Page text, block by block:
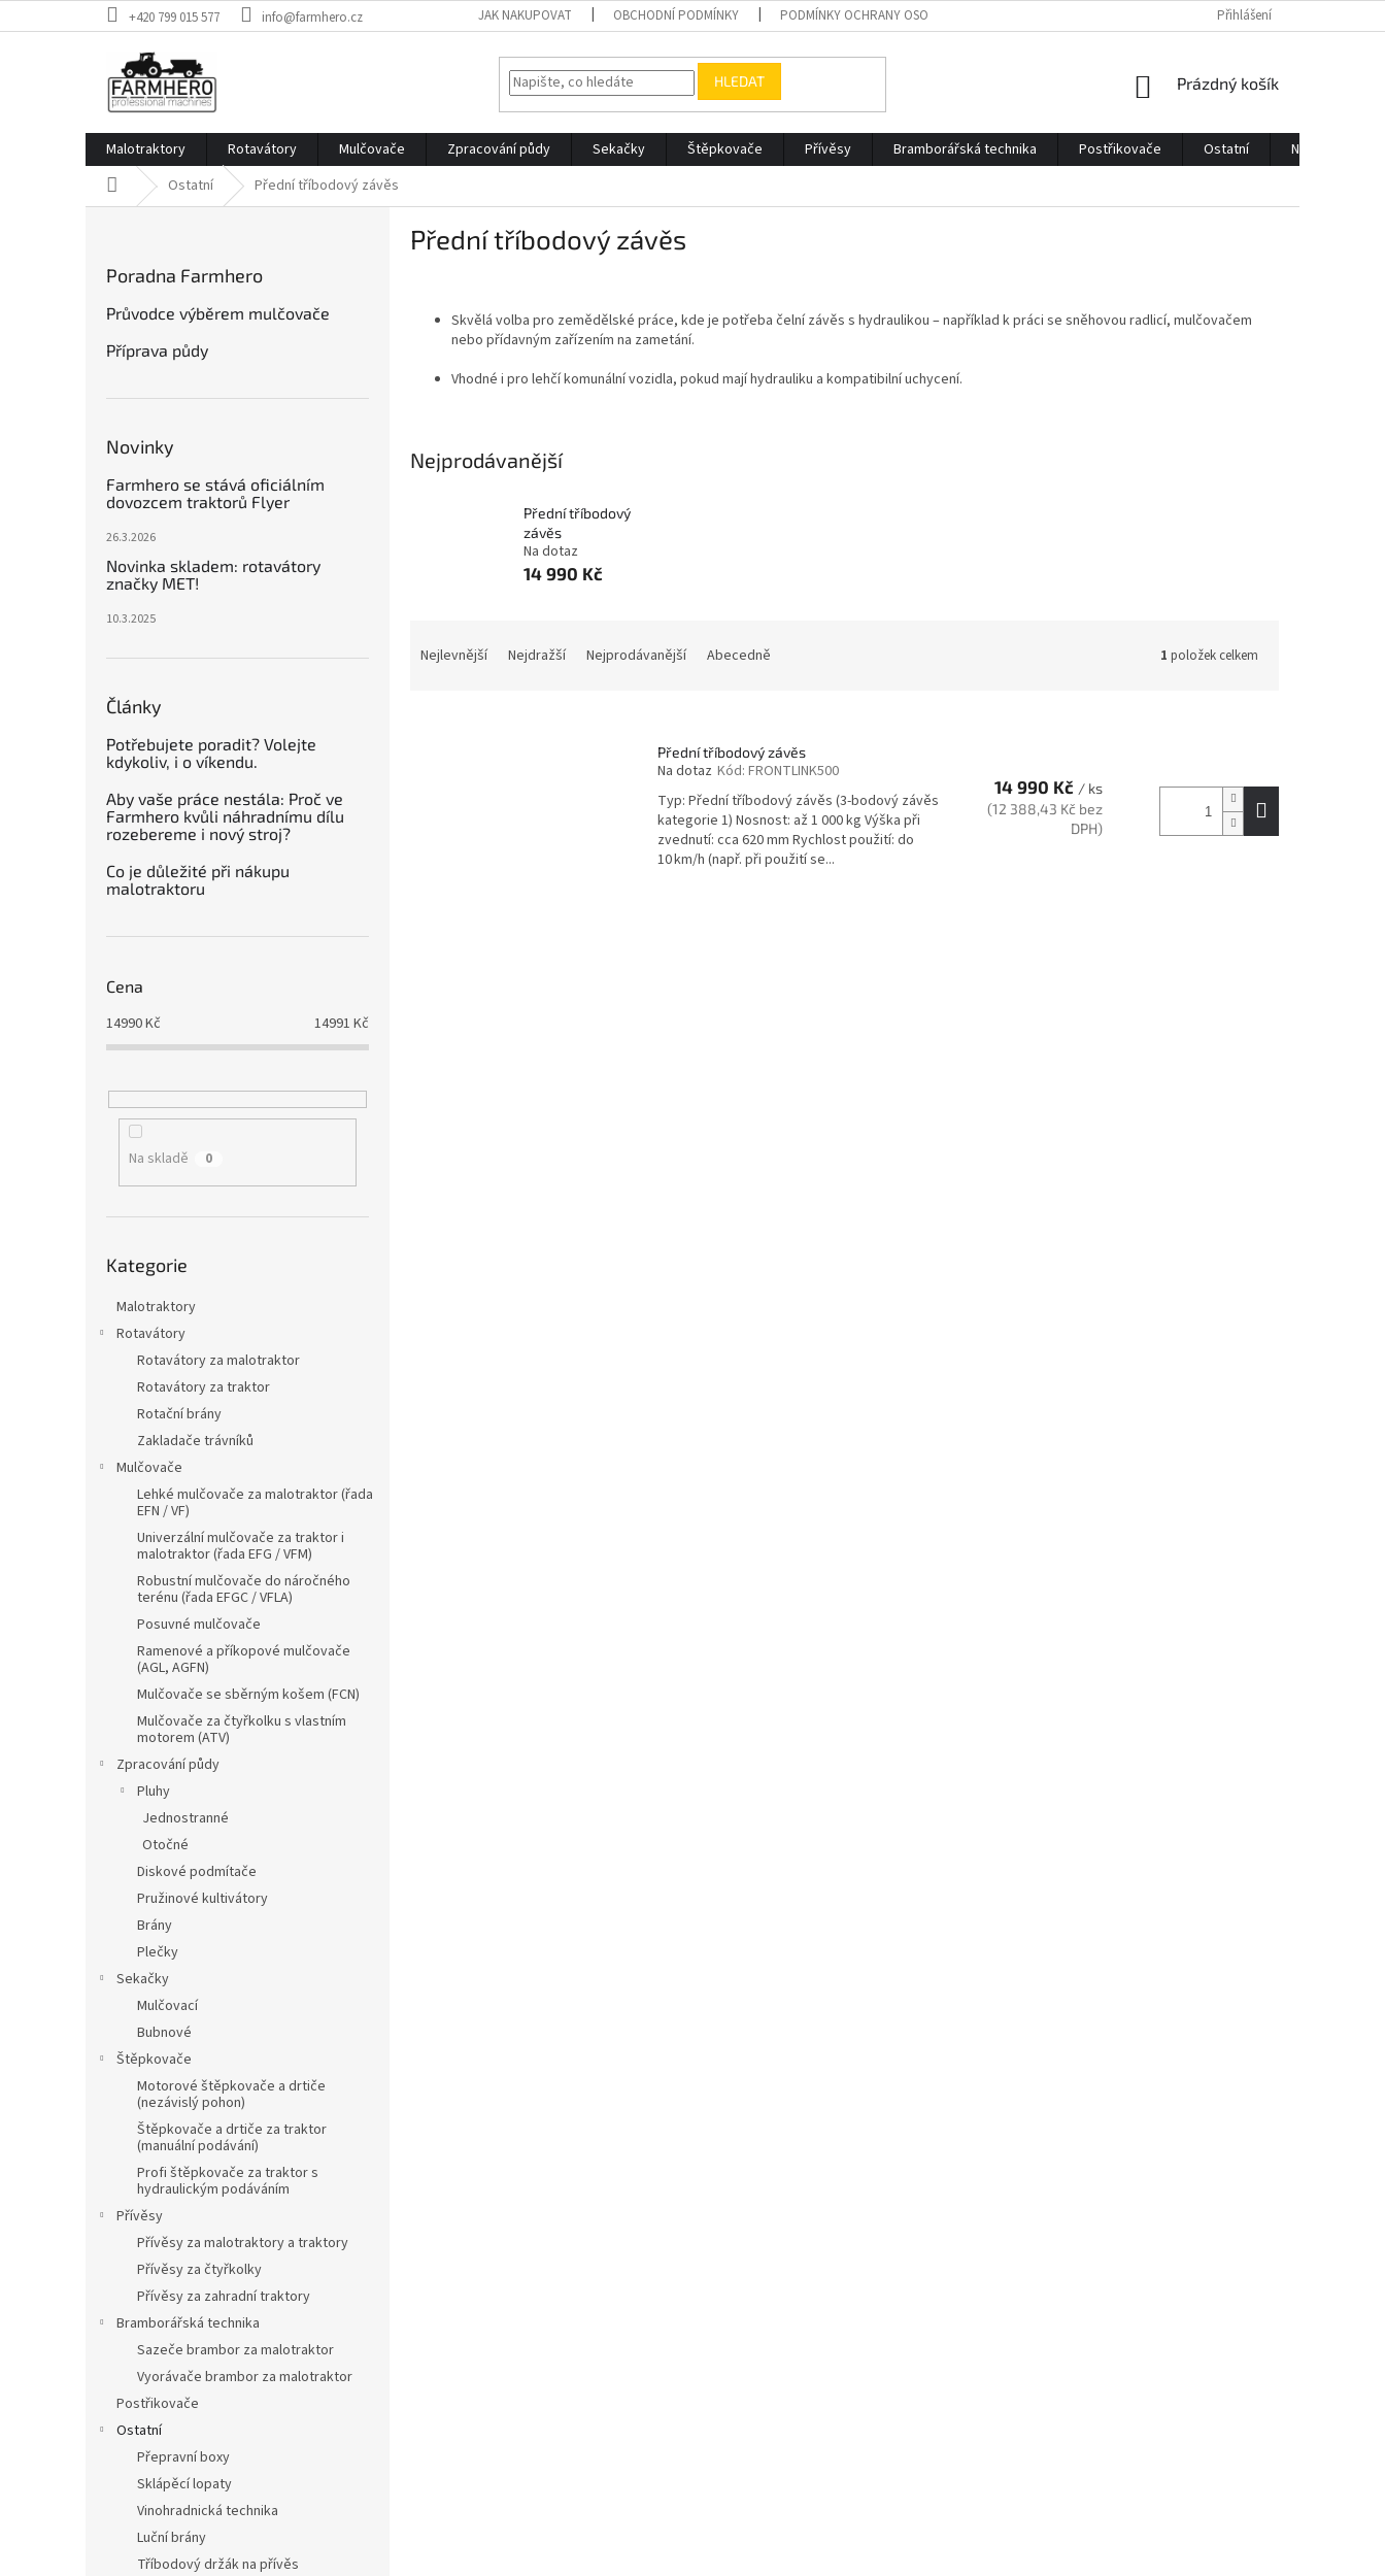
na
+420 799 015 577 info@farmhero.cz JAK NAKUPOVAT OBCHODNÍ PODMÍNKY PODMÍNKY OCHRANY OSOBNÍCH ÚDAJŮ Přihlášení
HLEDAT
NÁKUPNÍ
Prázdný košík
Malotraktory Rotavátory Mulčovače Zpracování půdy Sekačky Štěpkovače Přívěsy Bramborářská technika Postřikovače Ostatní
Náhradní díly
Domů Ostatní Přední tříbodový závěs
Poradna Farmhero
Průvodce výběrem mulčovače
Příprava půdy
Novinky
Farmhero se stává oficiálním
dovozcem traktorů Flyer
26.3.2026
Novinka skladem: rotavátory
značky MET!
10.3.2025
Články
Potřebujete poradit? Volejte
kdykoliv, i o víkendu.
Aby vaše práce nestála: Proč ve
Farmhero kvůli náhradnímu dílu
rozebereme i nový stroj?
Co je důležité při nákupu
malotraktoru
Cena
14990Kč 14991 Kč
Na skladě 0
kategorie
Kategorie
Malotraktory
Rotavátory
Rotavátory za malotraktor
Rotavátory za traktor
Rotační brány
Zakladače trávníků
Mulčovače
Lehké mulčovače za malotraktor (řada
EFN / VF)
Univerzální mulčovače za traktor i
malotraktor (řada EFG / VFM)
Robustní mulčovače do náročného
terénu (řada EFGC / VFLA)
Posuvné mulčovače
Ramenové a příkopové mulčovače
(AGL, AGFN)
Mulčovače se sběrným košem (FCN)
Mulčovače za čtyřkolku s vlastním
motorem (ATV)
Zpracování půdy
Pluhy
Jednostranné
Otočné
Diskové podmítače
Pružinové kultivátory
Brány
Plečky
Sekačky
Mulčovací
Bubnové
Štěpkovače
Motorové štěpkovače a drtiče
(nezávislý pohon)
Štěpkovače a drtiče za traktor
(manuální podávání)
Profi štěpkovače za traktor s
hydraulickým podáváním
Přívěsy
Přívěsy za malotraktory a traktory
Přívěsy za čtyřkolky
Přívěsy za zahradní traktory
Bramborářská technika
Sazeče brambor za malotraktor
Vyorávače brambor za malotraktor
Postřikovače
Ostatní
Přepravní boxy
Sklápěcí lopaty
Vinohradnická technika
Luční brány
Tříbodový držák na přívěs
Přední tříbodový závěs
Skvělá volba pro zemědělské práce, kde je potřeba čelní závěs s hydraulikou – například k práci se sněhovou radlicí, mulčovačem
nebo přídavným zařízením na zametání.
Vhodné i pro lehčí komunální vozidla, pokud mají hydrauliku a kompatibilní uchycení.
Nejprodávanější
Přední tříbodový
závěs
Na dotaz
14 990 Kč
Nejlevnější Nejdražší Nejprodávanější Abecedně 1 položek celkem
Přední tříbodový závěs
Na dotaz Kód: FRONTLINK500
Typ: Přední tříbodový závěs (3-bodový závěs
kategorie 1) Nosnost: až 1 000 kg Výška při
zvednutí: cca 620 mm Rychlost použití: do
10 km/h (např. při použití se...
14 990 Kč / ks
(12 388,43 Kč bez
DPH)